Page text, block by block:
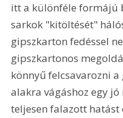
itt a különféle formájú
sarkok "kitöltését"
gipszkarton fedéssel
gipszkartonos
könnyű felcsavarozni
alakra vágáshoz egy
teljesen falazott hatást